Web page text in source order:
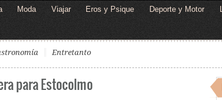
Moda Viajar Eros y Psique Deporte y Motor
Entretanto
para Estocolmo